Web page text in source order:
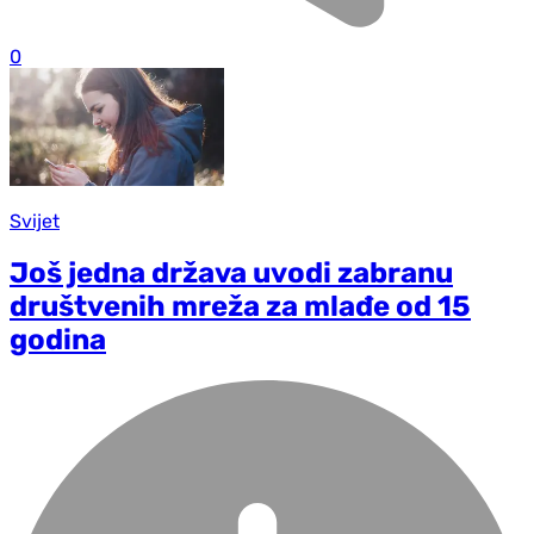
0
Svijet
Još jedna država uvodi zabranu
društvenih mreža za mlađe od 15
godina